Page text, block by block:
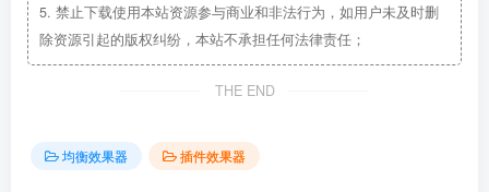
5. 禁止下载使用本站资源参与商业和非法行为，如用户未及时删
除资源引起的版权纠纷，本站不承担任何法律责任；
THE END
均衡效果器 插件效果器